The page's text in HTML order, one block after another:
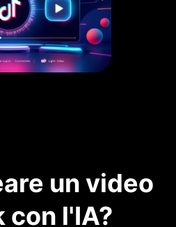
un video
con l'IA?